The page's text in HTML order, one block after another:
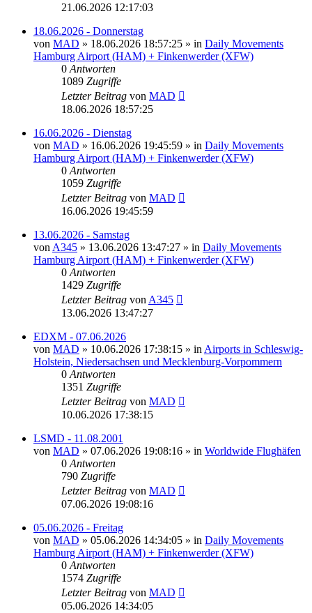
21.06.2026 12:17:03
18.06.2026 - Donnerstag
von MAD » 18.06.2026 18:57:25 » in Daily Movements
Hamburg Airport (HAM) + Finkenwerder (XFW)
0 Antworten
1089 Zugriffe
Letzter Beitrag von MAD
18.06.2026 18:57:25
16.06.2026 - Dienstag
von MAD » 16.06.2026 19:45:59 » in Daily Movements
Hamburg Airport (HAM) + Finkenwerder (XFW)
0 Antworten
1059 Zugriffe
Letzter Beitrag von MAD
16.06.2026 19:45:59
13.06.2026 - Samstag
von A345 » 13.06.2026 13:47:27 » in Daily Movements
Hamburg Airport (HAM) + Finkenwerder (XFW)
0 Antworten
1429 Zugriffe
Letzter Beitrag von A345
13.06.2026 13:47:27
EDXM - 07.06.2026
von MAD » 10.06.2026 17:38:15 » in Airports in Schleswig-
Holstein, Niedersachsen und Mecklenburg-Vorpommern
0 Antworten
1351 Zugriffe
Letzter Beitrag von MAD
10.06.2026 17:38:15
LSMD - 11.08.2001
von MAD » 07.06.2026 19:08:16 » in Worldwide Flughäfen
0 Antworten
790 Zugriffe
Letzter Beitrag von MAD
07.06.2026 19:08:16
05.06.2026 - Freitag
von MAD » 05.06.2026 14:34:05 » in Daily Movements
Hamburg Airport (HAM) + Finkenwerder (XFW)
0 Antworten
1574 Zugriffe
Letzter Beitrag von MAD
05.06.2026 14:34:05